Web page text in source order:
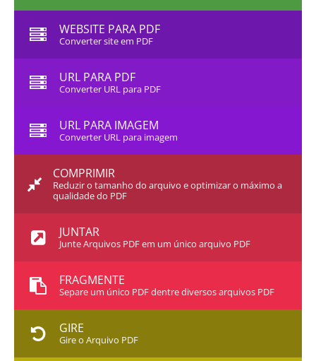
WEBSITE PARA PDF
Converter site em PDF
URL PARA PDF
Converter URL para PDF
URL PARA IMAGEM
Converter URL para imagem
COMPRIMIR
Reduzir o tamanho do arquivo e optimizar o máximo a
qualidade do PDF
JUNTAR
Junte Arquivos PDF em um único arquivo PDF
FRAGMENTE
Separe um único PDF dentre diversos arquivos PDF
GIRE
Gire o Arquivo PDF